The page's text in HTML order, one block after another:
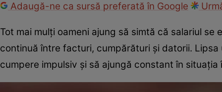
Adaugă-ne ca sursă preferată în Google
Tot mai mulți oameni ajung să simtă că salariul
continuă între facturi, cumpărături și datorii.
cumpere impulsiv și să ajungă constant în